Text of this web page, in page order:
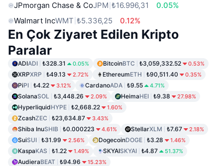
JPmorgan Chase & CoJPM ₺16.996,31
0.05%
Walmart IncWMT ₺5.336,25 0.12%
En Çok Ziyaret Edilen Kripto
Paralar
ADIADI ₺328.31 0.05% BitcoinBTC ₺3,059,332.52 0.53%
XRPXRP ₺49.13 2.72% EthereumETH ₺90,511.40 0.35%
PiPI ₺4.22 3.12% CardanoADA ₺9.55 4.71%
SolanaSOL ₺3,448.26 2.09% HeimaHEI ₺9.38 27.98%
HyperliquidHYPE ₺2,668.22 1.60%
ZcashZEC ₺23,634.87 3.43%
Shiba InuSHIB ₺0.000223 4.61% StellarXLM ₺7.67 2.18%
SuiSUI ₺31.99 2.56% DogecoinDOGE ₺3.28 1.46%
KaspaKAS ₺1.22 1.49% SKYAISKYAI ₺4.87 51.37%
AudieraBEAT ₺94.96 15.23%